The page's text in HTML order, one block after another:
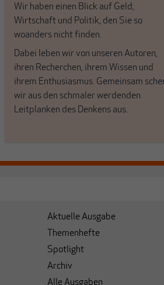
Wir haben einen Blick auf Geld,
Wirtschaft und Politik, den Sie so
woanders nicht finden.
Dabei leben wir von unseren Autoren,
ihren Recherchen, ihrem Wissen und
ihrem Enthusiasmus. Gemeinsam
wir aus den schmaler werdenden
Leitplanken des Denkens aus.
Aktuelle Ausgabe
Themenhefte
Spotlight
Archiv
Alle Ausgaben